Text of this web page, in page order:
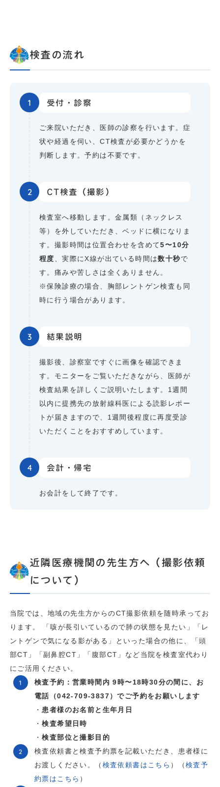
検査の流れ
1 受付・診察
ご来院いただき、医師の診察を行います。症
状や経過を伺い、CT検査が必要かどうかを
判断します。予約は不要です。
2 CT検査（撮影）
検査室へ移動します。金属類（ネックレス
等）を外していただき、ベッドに横になりま
す。撮影時間は位置合わせを含めて5〜10分
程度
、実際にX線が出ている時間は数十秒で
す。痛みや苦しさは全くありません。
※保険診療の場合、胸部レントゲン検査も同
時に行う場合があります。
3 結果説明
撮影後、診察室ですぐに画像を確認できま
す。モニターをご覧いただきながら、医師が
検査結果を詳しくご説明いたします。1週間
以内に提携先の放射線科医による読影レポー
トが届きますので、1週間後程度に再度受診
いただくことをおすすめしています。
4 会計・帰宅
お会計をして終了です。
近隣医療機関の先生方へ（撮影依頼
について）
当院では、地域の先生方からのCT撮影依頼を随時承ってお
ります。 「咳が長引いているので肺の状態を見たい」「レ
ントゲンで気になる影がある」といった場合の他に、「頭
部CT」「副鼻腔CT」「腹部CT」など当院を検査室代わり
にご活用ください。
検査予約：営業時間内 9時〜18時30分の間に、お
電話（042-709-3837）でご予約をお願いします
・ 患者様のお名前と生年月日
・検査希望日時
・検査部位と撮影目的
検査依頼書と検査予約票を記載いただき、患者様に
お渡しください。（ 検査依頼書はこちら ）（検査予
約票はこちら ）